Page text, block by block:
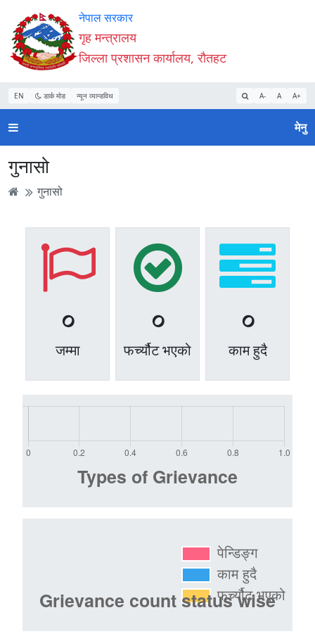
Accessibility
Mode
सुरु
गर्नुहोस्
सामाग्री
पढ्नुहाेस्
नेभिगेसन
पढ्नुहाेस्
वेबसाइट
खोजमा
जानुहोस्
नेपाल सरकार
गृह मन्त्रालय
जिल्ला प्रशासन कार्यालय, रौतहट
EN डार्क मोड न्यून व्यान्डविथ A- A A+
मेनु
गुनासो
गुनासो
0
जम्मा
0
फर्च्यौट भएको
0
काम हुदै